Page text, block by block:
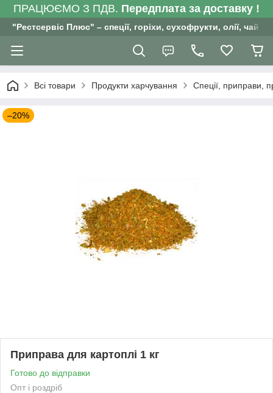
ПРАЦЮЄМО З ПДВ. Передплата за доставку !
"Рестсервіс Плюс" – спеції, горіхи, сухофрукти, олії, чай ,
Всі товари Продукти харчування Спеції, приправи,
–20%
Приправа для картоплі 1 кг
Готово до відправки
Опт і роздріб